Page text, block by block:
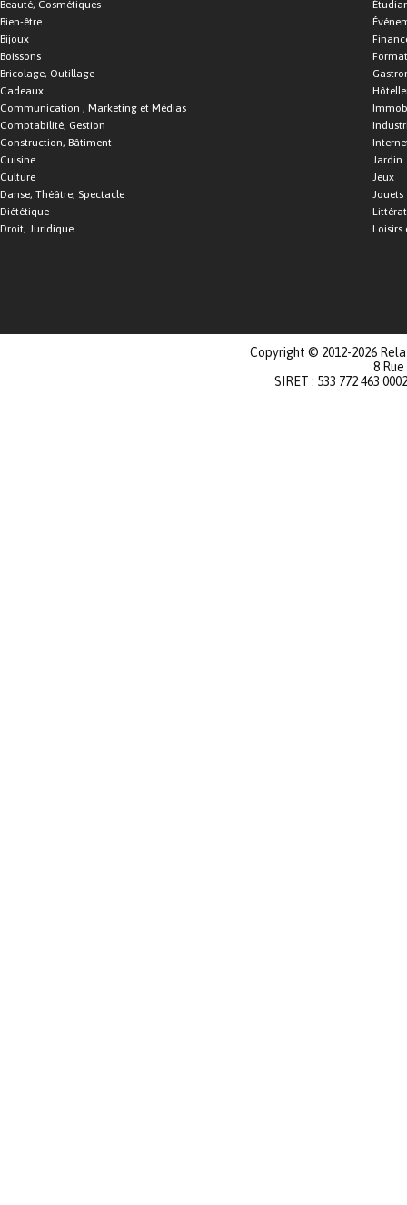
Beauté, Cosmétiques
Bien-être
Bijoux
Boissons
Bricolage, Outillage
Cadeaux
Communication , Marketing et Médias
Comptabilité, Gestion
Construction, Bâtiment
Cuisine
Culture
Danse, Théâtre, Spectacle
Diététique
Droit, Juridique
Jardin
Jeux
Jouets
Loisirs
Copyright © 2012-2026
8
SIRET : 533 772 463